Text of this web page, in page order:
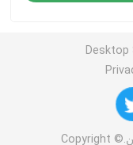
Desktop
مصنع الصين.Copyright ©